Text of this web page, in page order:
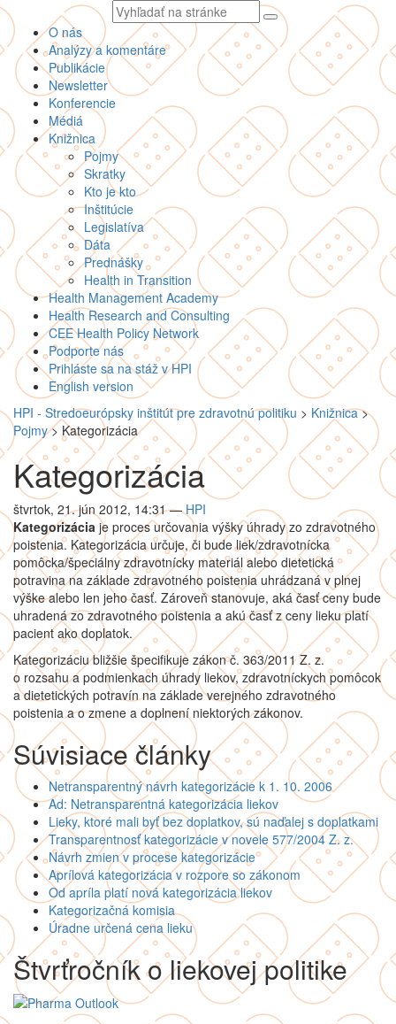
Vyhľadávaný
text
O nás
Analýzy a komentáre
Publikácie
Newsletter
Konferencie
Médiá
Knižnica
Pojmy
Skratky
Kto je kto
Inštitúcie
Legislatíva
Dáta
Prednášky
Health in Transition
Health Management Academy
Health Research and Consulting
CEE Health Policy Network
Podporte nás
Prihláste sa na stáž v HPI
English version
HPI - Stredoeurópsky inštitút pre zdravotnú politiku > Knižnica>
Pojmy> Kategorizácia
Kategorizácia
štvrtok, 21. jún 2012, 14:31— HPI
Kategorizácia je proces určovania výšky úhrady zo zdravotného
poistenia. Kategorizácia určuje, či bude liek/zdravotnícka
pomôcka/špeciálny zdravotnícky materiál alebo dietetická
potravina na základe zdravotného poistenia uhrádzaná v plnej
výške alebo len jeho časť. Zároveň stanovuje, aká časť ceny bude
uhradená zo zdravotného poistenia a akú časť z ceny lieku platí
pacient ako doplatok.
Kategorizáciu bližšie špecifikuje zákon č. 363/2011 Z. z.
o rozsahu a podmienkach úhrady liekov, zdravotníckych pomôcok
a dietetických potravín na základe verejného zdravotného
poistenia a o zmene a doplnení niektorých zákonov.
Súvisiace články
Netransparentný návrh kategorizácie k 1. 10. 2006
Ad: Netransparentná kategorizácia liekov
Lieky, ktoré mali byť bez doplatkov, sú naďalej s doplatkami
Transparentnosť kategorizácie v novele 577/2004 Z. z.
Návrh zmien v procese kategorizácie
Aprílová kategorizácia v rozpore so zákonom
Od apríla platí nová kategorizácia liekov
Kategorizačná komisia
Úradne určená cena lieku
Štvrťročník o liekovej politike